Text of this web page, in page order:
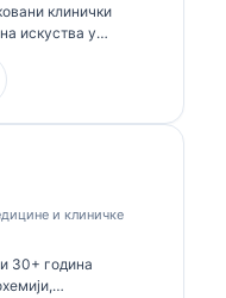
клинички
искуства у
сертификате
је објављивала
и клиничке
30+ година